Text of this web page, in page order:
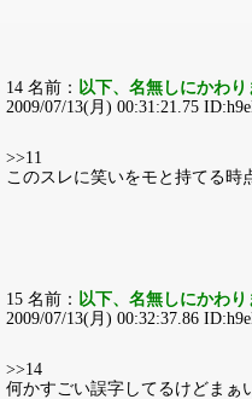
14 名前： 以下、名無しにかわ
2009/07/13(月) 00:31:21.75
>>11
このスレに笑いをモと持てる時
15 名前： 以下、名無しにかわ
2009/07/13(月) 00:32:37.86
>>14
何かすごい誤字してるけどまぁ